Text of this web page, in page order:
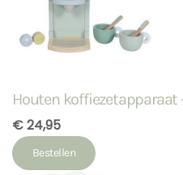
Houten koffiezetapparaat
€ 24,95
Bestellen